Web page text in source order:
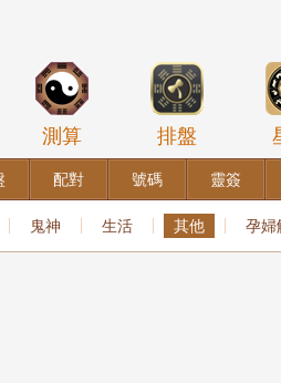
測算 排盤
配對 號碼 靈簽
鬼神 生活 其他 孕婦